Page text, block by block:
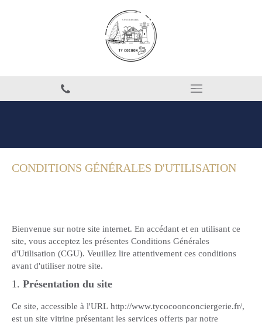
CONDITIONS GÉNÉRALES D'UTILISATION
Bienvenue sur notre site internet. En accédant et en utilisant ce
site, vous acceptez les présentes Conditions Générales
d'Utilisation (CGU). Veuillez lire attentivement ces conditions
avant d'utiliser notre site.
1. Présentation du site
Ce site, accessible à l'URL http://www.tycocoonconciergerie.fr/,
est un site vitrine présentant les services offerts par notre